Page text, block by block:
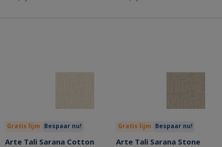
Gratis lijm Bespaar nu!
Arte Tali Sarana Cotton
Gratis lijm Bespaar nu!
Arte Tali Sarana Stone